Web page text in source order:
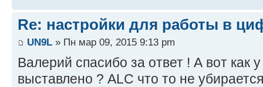
Re: настройки для работы в
UN9L » Пн мар 09, 2015 9:13 pm
Валерий спасибо за ответ ! А вот как
выставлено ? ALC что то не